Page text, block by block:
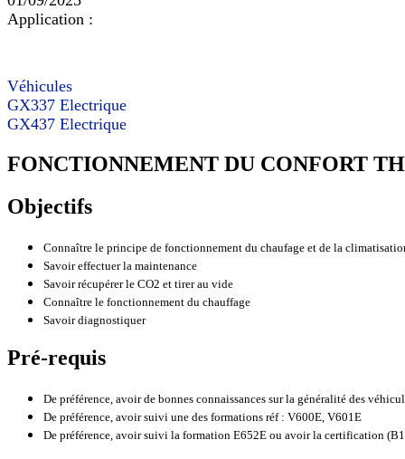
Application :
Véhicules
GX337 Electrique
GX437 Electrique
FONCTIONNEMENT DU CONFORT
Objectifs
Connaître le principe de fonctionnement du chaufage et de la
Savoir effectuer la maintenance
Savoir récupérer le CO2 et tirer au vide
Connaître le fonctionnement du chauffage
Savoir diagnostiquer
Pré-requis
De préférence, avoir de bonnes connaissances sur la généralité des
De préférence, avoir suivi une des formations réf : V600E, V601E
De préférence, avoir suivi la formation E652E ou avoir la certification